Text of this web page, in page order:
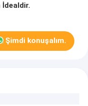
İdealdir.
Şimdi konuşalım.